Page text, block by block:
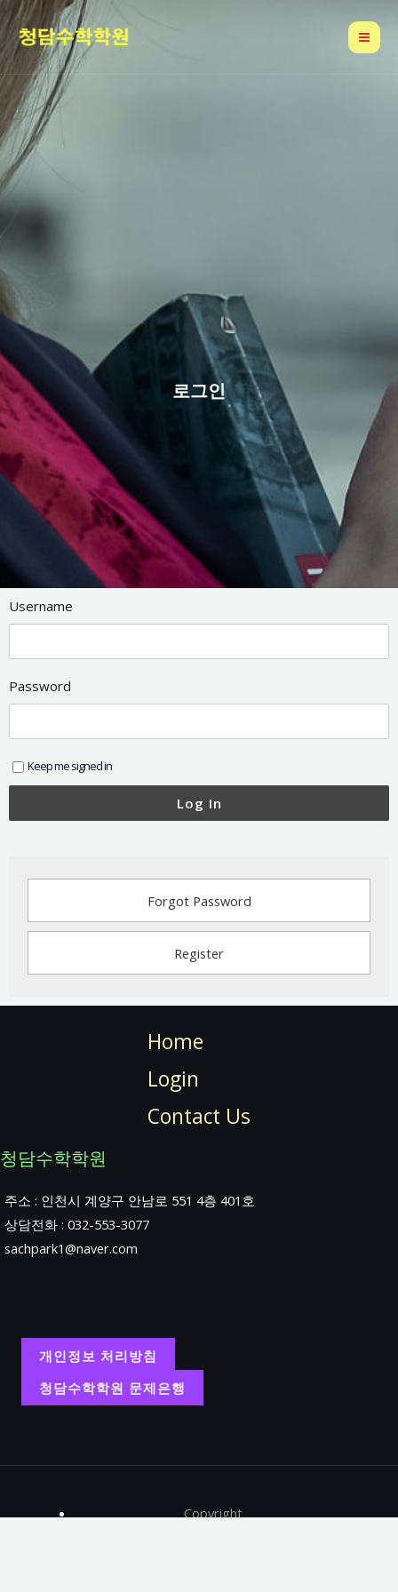
텐
츠
로
건
너
뛰
기
로그인
Username
Password
Keep me signed in
Log In
Forgot Password
Register
Home
Login
Contact Us
청담수학학원
주소 : 인천시 계양구 안남로 551 4층 401호
상담전화 : 032-553-3077
sachpark1@naver.com
개인정보 처리방침
청담수학학원 문제은행
Copyright